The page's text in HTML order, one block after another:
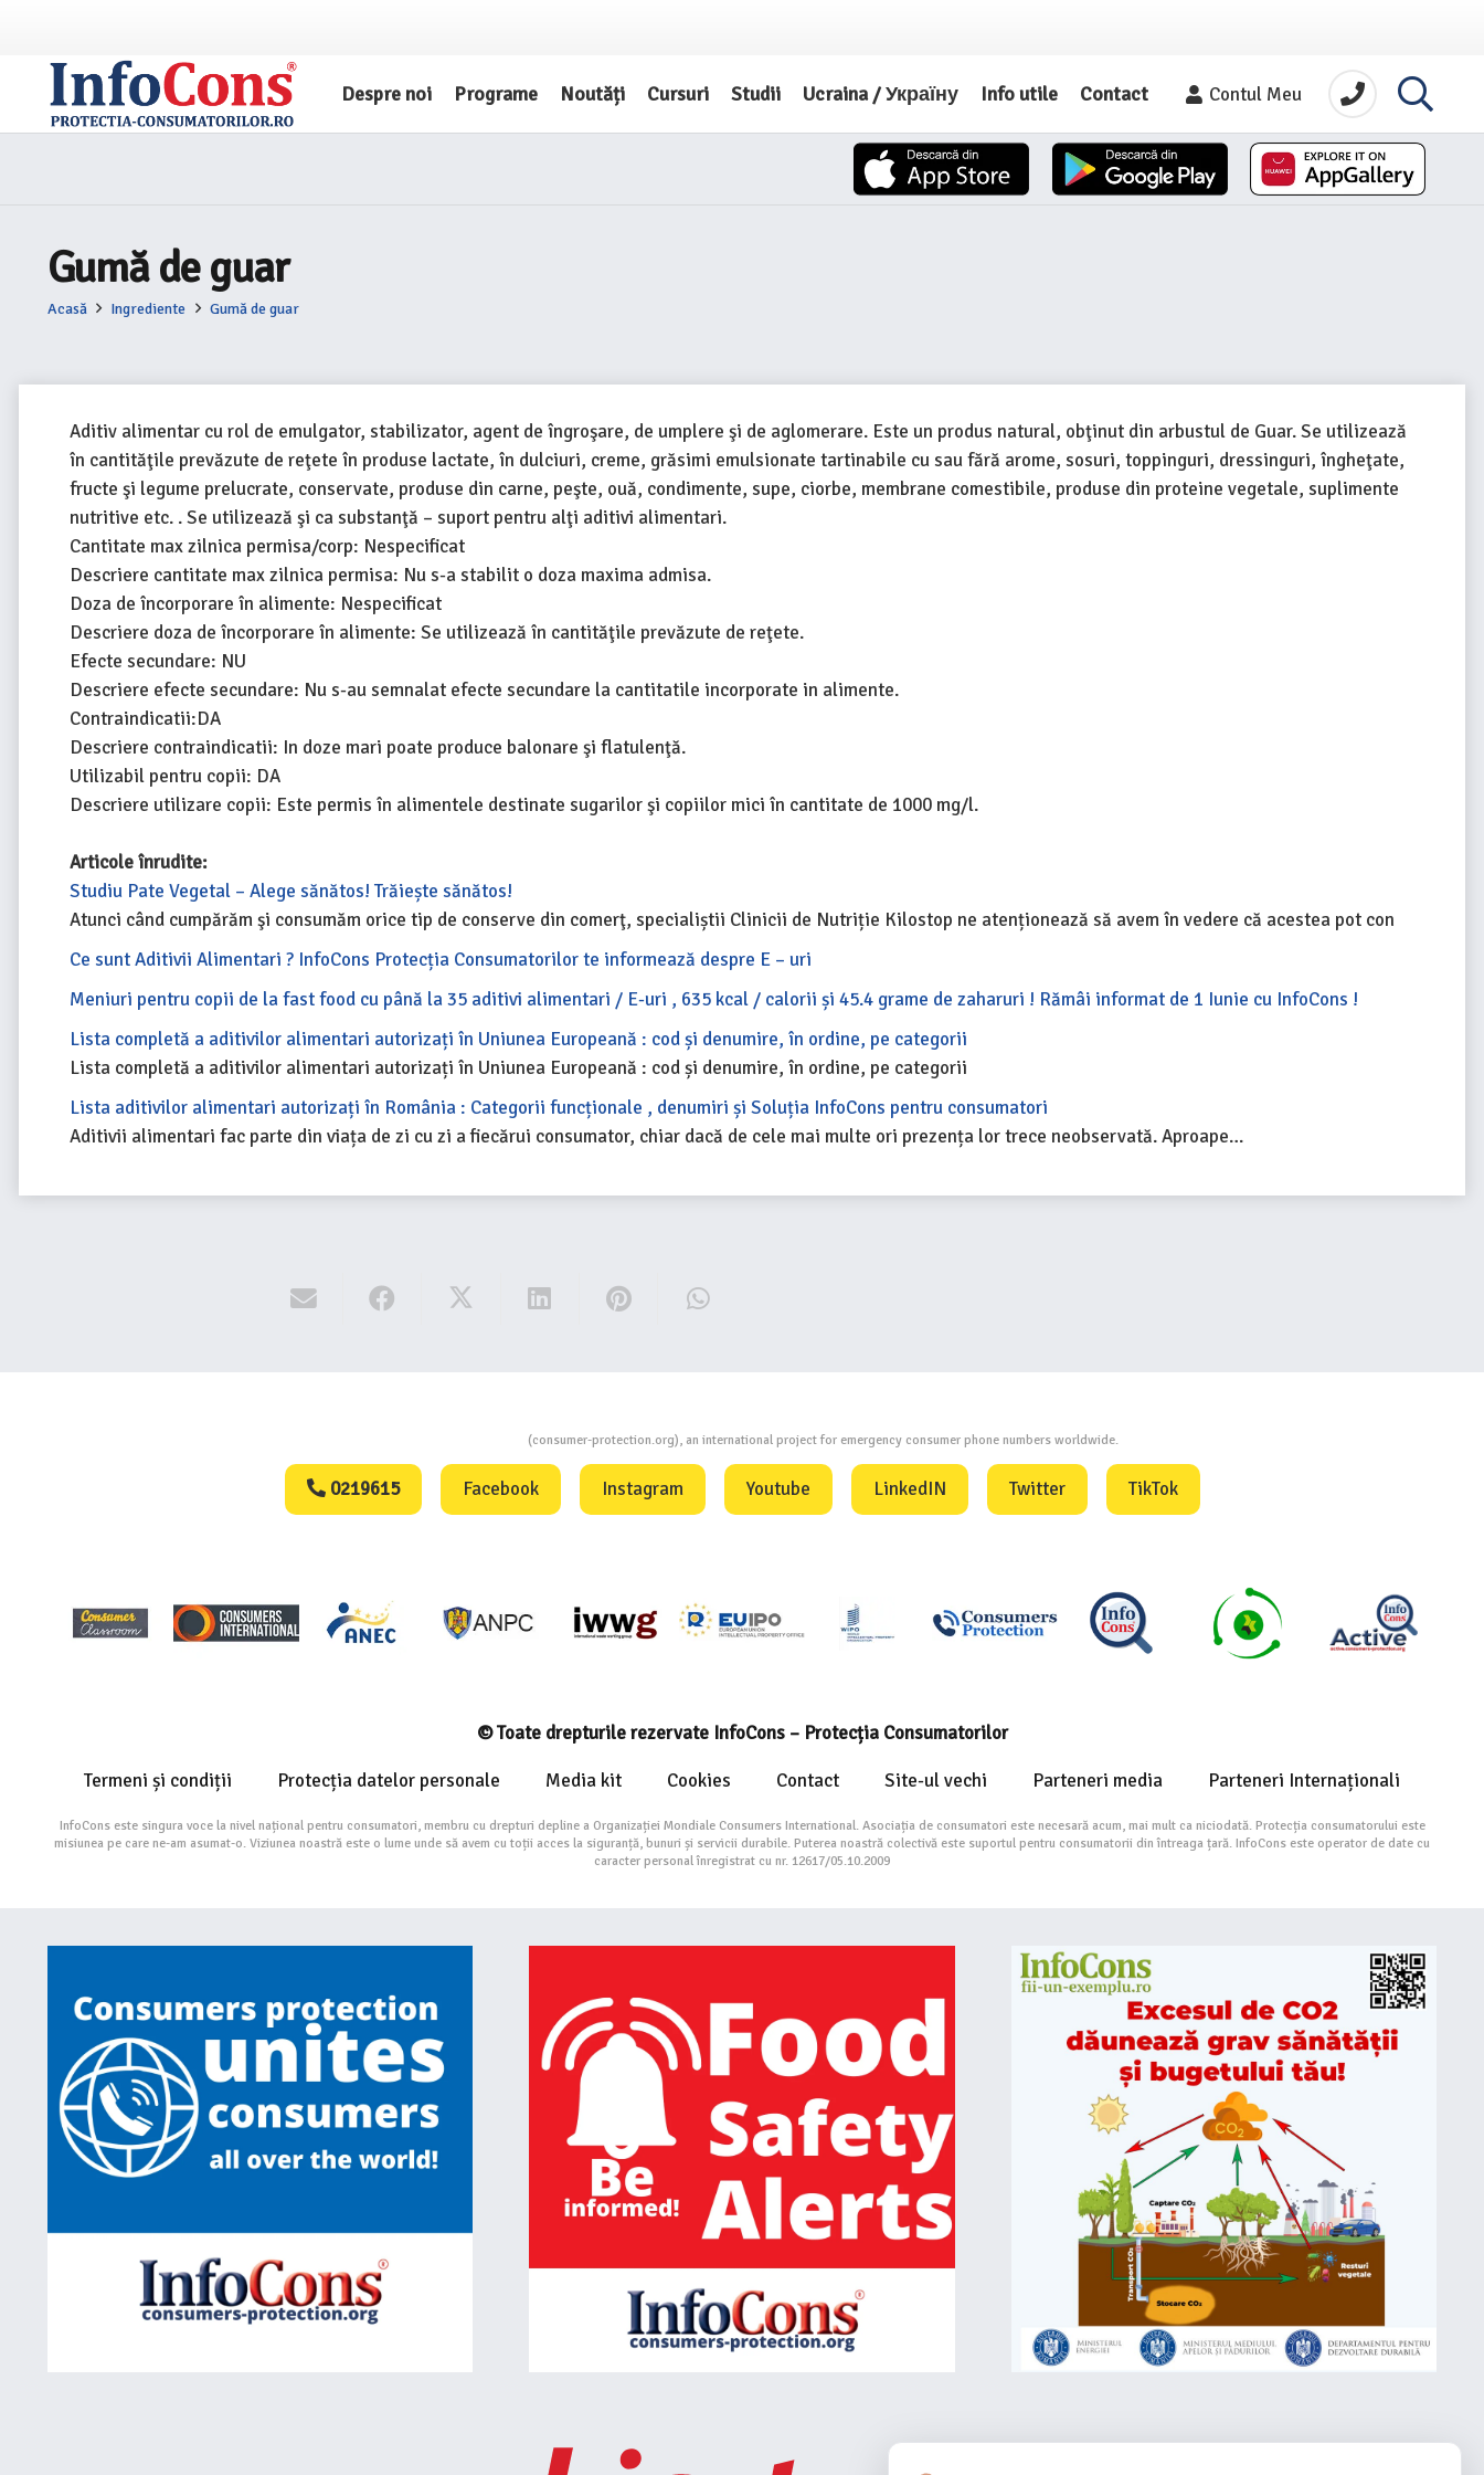
Despre noi Programe Noutăți Cursuri Studii Ucraina / Україну Info utile Contact Contul Meu
Gumă de guar
Acasă Ingrediente Gumă de guar
Aditiv alimentar cu rol de emulgator, stabilizator, agent de îngroşare, de umplere şi de aglomerare. Este un produs natural, obţinut din arbustul de Guar. Se utilizează
în cantităţile prevăzute de reţete în produse lactate, în dulciuri, creme, grăsimi emulsionate tartinabile cu sau fără arome, sosuri, toppinguri, dressinguri, îngheţate,
fructe şi legume prelucrate, conservate, produse din carne, peşte, ouă, condimente, supe, ciorbe, membrane comestibile, produse din proteine vegetale, suplimente
nutritive etc. . Se utilizează şi ca substanţă – suport pentru alţi aditivi alimentari.
Cantitate max zilnica permisa/corp: Nespecificat
Descriere cantitate max zilnica permisa: Nu s-a stabilit o doza maxima admisa.
Doza de încorporare în alimente: Nespecificat
Descriere doza de încorporare în alimente: Se utilizează în cantităţile prevăzute de reţete.
Efecte secundare: NU
Descriere efecte secundare: Nu s-au semnalat efecte secundare la cantitatile incorporate in alimente.
Contraindicatii:DA
Descriere contraindicatii: In doze mari poate produce balonare şi flatulenţă.
Utilizabil pentru copii: DA
Descriere utilizare copii: Este permis în alimentele destinate sugarilor şi copiilor mici în cantitate de 1000 mg/l.
Articole înrudite:
Studiu Pate Vegetal – Alege sănătos! Trăiește sănătos!
Atunci când cumpărăm şi consumăm orice tip de conserve din comerţ, specialiștii Clinicii de Nutriție Kilostop ne atenționează să avem în vedere că acestea pot con
Ce sunt Aditivii Alimentari ? InfoCons Protecția Consumatorilor te informează despre E – uri
Meniuri pentru copii de la fast food cu până la 35 aditivi alimentari / E-uri , 635 kcal / calorii și 45.4 grame de zaharuri ! Rămâi informat de 1 Iunie cu InfoCons !
Lista completă a aditivilor alimentari autorizați în Uniunea Europeană : cod și denumire, în ordine, pe categorii
Lista completă a aditivilor alimentari autorizați în Uniunea Europeană : cod și denumire, în ordine, pe categorii
Lista aditivilor alimentari autorizați în România : Categorii funcționale , denumiri și Soluția InfoCons pentru consumatori
Aditivii alimentari fac parte din viața de zi cu zi a fiecărui consumator, chiar dacă de cele mai multe ori prezența lor trece neobservată. Aproape…
(consumer-protection.org), an international project for emergency consumer phone numbers worldwide.
0219615 Facebook Instagram Youtube LinkedIN Twitter TikTok
© Toate drepturile rezervate InfoCons – Protecția Consumatorilor
Termeni și condiții Protecția datelor personale Media kit Cookies Contact Site-ul vechi Parteneri media Parteneri Internaționali
InfoCons este singura voce la nivel național pentru consumatori, membru cu drepturi depline a Organizației Mondiale Consumers International. Asociația de consumatori este necesară acum, mai mult ca niciodată. Protecția consumatorului este
misiunea pe care ne-am asumat-o. Viziunea noastră este o lume unde să avem cu toții acces la siguranță, bunuri și servicii durabile. Puterea noastră colectivă este suportul pentru consumatorii din întreaga țară. InfoCons este operator de date cu
caracter personal înregistrat cu nr. 12617/05.10.2009